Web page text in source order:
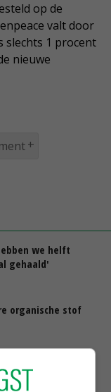
op de
valt door
slechts 1 procent
nieuwe
we helft
gehaald'
organische stof
elkaar over